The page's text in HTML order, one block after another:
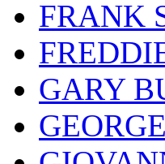
FRANK
GARY